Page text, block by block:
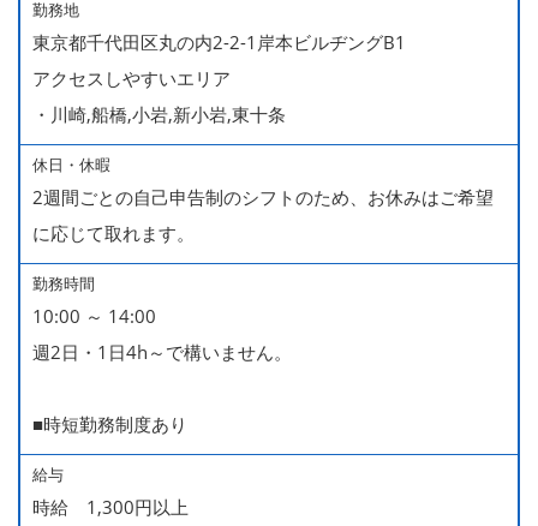
勤務地
東京都千代田区丸の内2-2-1岸本ビルヂングB1
アクセスしやすいエリア
・川崎,船橋,小岩,新小岩,東十条
休日・休暇
2週間ごとの自己申告制のシフトのため、お休みはご希望
に応じて取れます。
勤務時間
10:00 ～ 14:00
週2日・1日4h～で構いません。
■時短勤務制度あり
給与
時給 1,300円以上